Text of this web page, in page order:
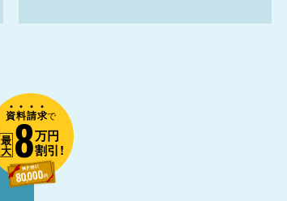
資料請求で
最
大8万円
割引!